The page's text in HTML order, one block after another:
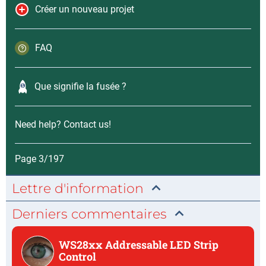
Créer un nouveau projet
FAQ
Que signifie la fusée ?
Need help? Contact us!
Page 3/197
Lettre d'information
Derniers commentaires
WS28xx Addressable LED Strip
Control